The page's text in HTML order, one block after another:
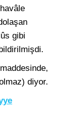
gibi
diyor.